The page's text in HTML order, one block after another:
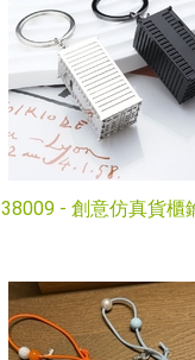
38009 - 創意仿真貨櫃